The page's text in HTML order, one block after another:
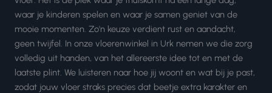
waar je kinderen spelen en waar je samen geniet van de
mooie momenten. Zo'n keuze verdient rust en aandacht,
geen twijfel. In onze vloerenwinkel in Urk nemen we die zorg
volledig uit handen, van het allereerste idee tot en met de
laatste plint. We luisteren naar hoe jij woont en wat bij je past,
zodat jouw vloer straks precies dat beetje extra karakter en